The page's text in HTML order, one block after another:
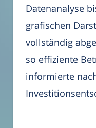
Datenanalyse
grafischen
vollständig
so effiziente
informierte